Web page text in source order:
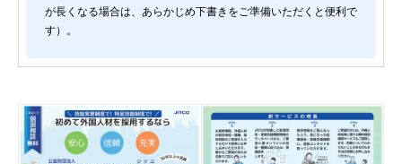
が長くなる場合は、あらかじめ下書きをご準備いただくと便利で
す）。